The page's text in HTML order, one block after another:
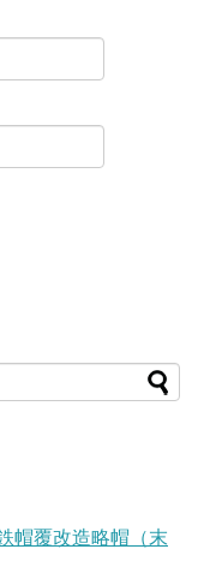
帽覆改造略帽（末